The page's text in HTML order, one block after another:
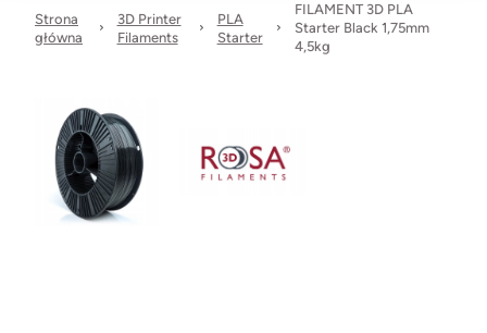
Strona
główna
3D Printer
Filaments
PLA
Starter
FILAMENT 3D PLA
Starter Black 1,75mm
4,5kg